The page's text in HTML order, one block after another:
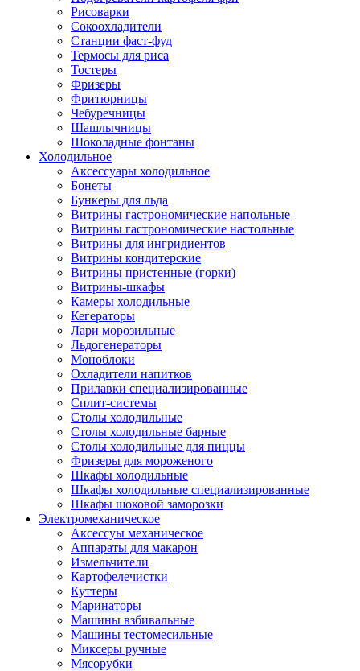
Рисоварки
Сокоохладители
Станции фаст-фуд
Термосы для риса
Тостеры
Фризеры
Фритюрницы
Чебуречницы
Шашлычницы
Шоколадные фонтаны
Холодильное
Аксессуары холодильное
Бонеты
Бункеры для льда
Витрины гастрономические напольные
Витрины гастрономические настольные
Витрины для ингридиентов
Витрины кондитерские
Витрины пристенные (горки)
Витрины-шкафы
Камеры холодильные
Кегераторы
Лари морозильные
Льдогенераторы
Моноблоки
Охладители напитков
Прилавки специализированные
Сплит-системы
Столы холодильные
Столы холодильные барные
Столы холодильные для пиццы
Фризеры для мороженого
Шкафы холодильные
Шкафы холодильные специализированные
Шкафы шоковой заморозки
Электромеханическое
Аксессуы механическое
Аппараты для макарон
Измельчители
Картофелечистки
Куттеры
Маринаторы
Машины взбивальные
Машины тестомесильные
Миксеры ручные
Мясорубки